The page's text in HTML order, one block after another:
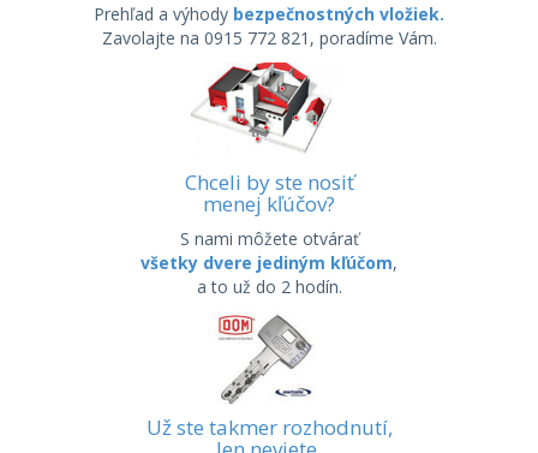
Prehľad a výhody bezpečnostných vložiek.
Zavolajte na 0915 772 821, poradíme Vám.
Chceli by ste nosiť
menej kľúčov?
S nami môžete otvárať
všetky dvere jediným kľúčom,
a to už do 2 hodín.
Už ste takmer rozhodnutí,